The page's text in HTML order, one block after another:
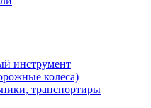
инструмент
колеса)
транспортиры